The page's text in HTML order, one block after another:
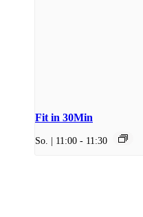
Fit in 30Min
So. | 11:00 - 11:30